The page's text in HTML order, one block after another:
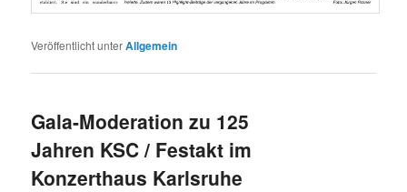
Veröffentlicht unterAllgemein
Gala-Moderation zu 125
Jahren KSC / Festakt im
Konzerthaus Karlsruhe